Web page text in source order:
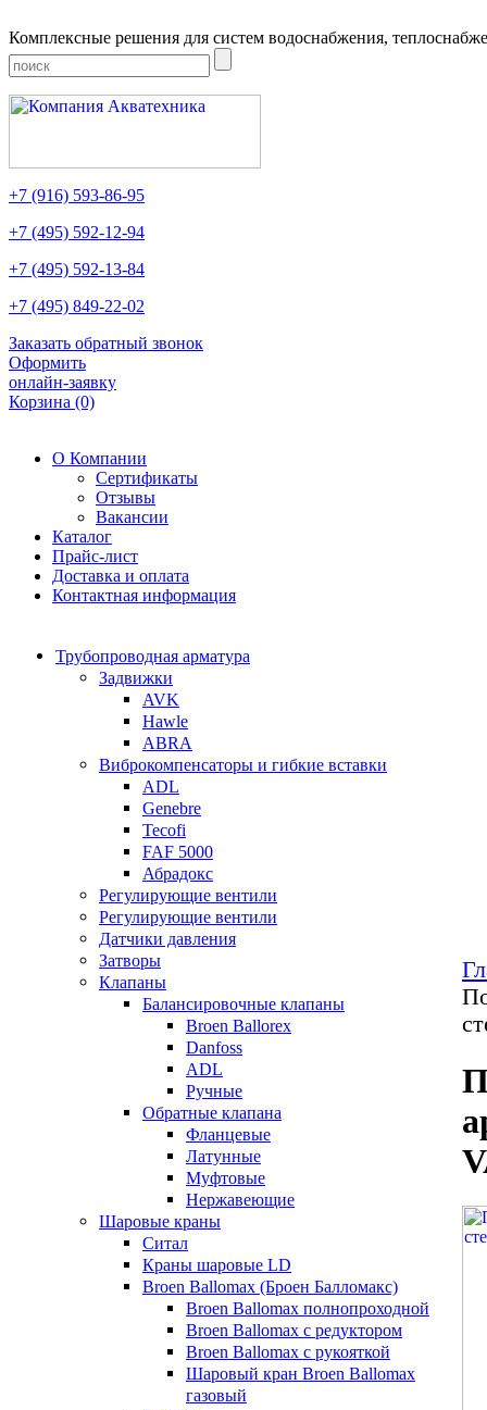
Комплексные решения для систем водоснабжения,
+7 (916) 593-86-95
+7 (495) 592-12-94
+7 (495) 592-13-84
+7 (495) 849-22-02
Заказать обратный звонок
Оформить
онлайн-заявку
Корзина (0)
О Компании
Сертификаты
Отзывы
Вакансии
Каталог
Прайс-лист
Доставка и оплата
Контактная информация
Трубопроводная арматура
Задвижки
AVK
Hawle
ABRA
Виброкомпенсаторы и гибкие вставки
ADL
Genebre
Tecofi
FAF 5000
Абрадокс
Регулирующие вентили
Регулирующие вентили
Датчики давления
Затворы
Клапаны
Балансировочные клапаны
Broen Ballorex
Danfoss
ADL
Ручные
Обратные клапана
Фланцевые
Латунные
Муфтовые
Нержавеющие
Шаровые краны
Ситал
Краны шаровые LD
Broen Ballomax (Броен Балломакс)
Broen Ballomax полнопроходной
Broen Ballomax с редуктором
Broen Ballomax с рукояткой
Шаровый кран Broen Ballomax
газовый